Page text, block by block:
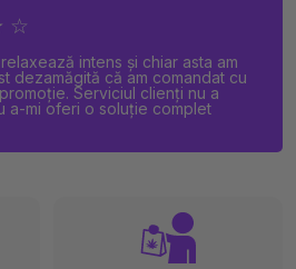
☆
intens și chiar asta am
dezamăgită că am comandat cu
Serviciul clienți nu a
a-mi oferi o soluție complet